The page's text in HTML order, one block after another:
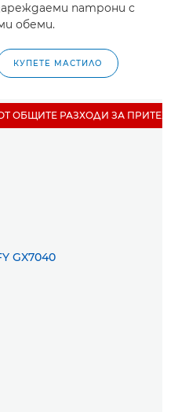
патрони с
обеми.
КУПЕТЕ МАСТИЛО
ОБЩИТЕ РАЗХОДИ ЗА